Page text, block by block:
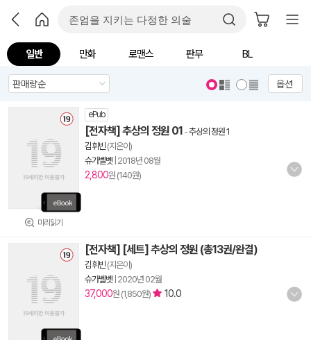
일반 만화 로맨스 판무 BL
옵션
미리읽기
ePub
[전자책] 추상의 정원 01 -추상의 정원 1
김휘빈 (지은이)
슈가벨벳 2018년 08월
2,800원 (140원)
[전자책] [세트] 추상의 정원 (총13권/완결)
김휘빈 (지은이)
슈가벨벳 2020년 02월
37,000원 (1,850원) 10.0